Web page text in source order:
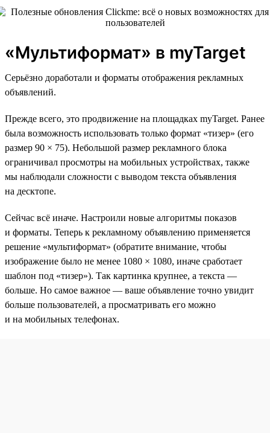
«Мультиформат» в myTarget
Серьёзно доработали и форматы отображения рекламных
объявлений.
Прежде всего, это продвижение на площадках myTarget. Ранее
была возможность использовать только формат «тизер» (его
размер 90 × 75). Небольшой размер рекламного блока
ограничивал просмотры на мобильных устройствах, также
мы наблюдали сложности с выводом текста объявления
на десктопе.
Сейчас всё иначе. Настроили новые алгоритмы показов
и форматы. Теперь к рекламному объявлению применяется
решение «мультиформат» (обратите внимание, чтобы
изображение было не менее 1080 × 1080, иначе сработает
шаблон под «тизер»). Так картинка крупнее, а текста —
больше. Но самое важное — ваше объявление точно увидит
больше пользователей, а просматривать его можно
и на мобильных телефонах.